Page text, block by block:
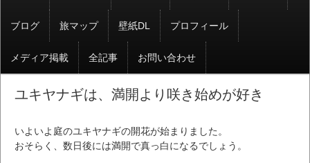
ツ
移
動
ブログ 旅マップ 壁紙DL プロフィール
メディア掲載 全記事 お問い合わせ
ユキヤナギは、満開より咲き始めが好き
いよいよ庭のユキヤナギの開花が始まりました。
おそらく、数日後には満開で真っ白になるでしょう。